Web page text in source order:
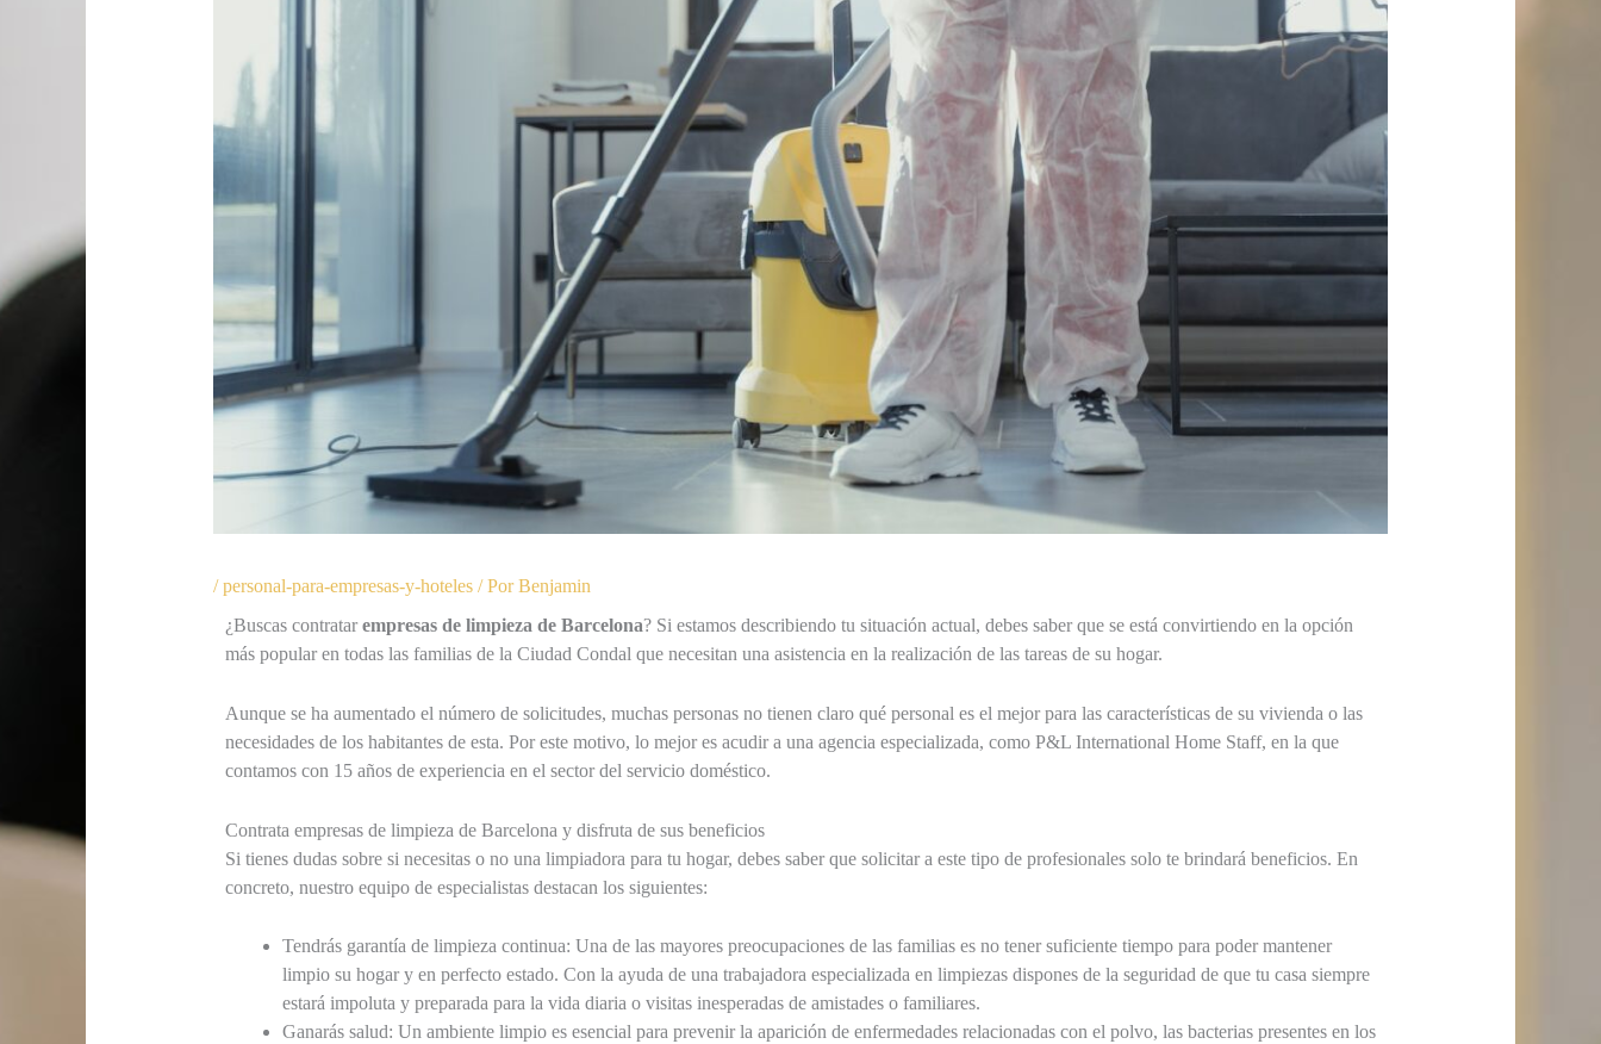
/personal-para-empresas-y-hoteles/ PorBenjamin
¿Buscas contratar empresas de limpieza de Barcelona? Si estamos describiendo tu situación actual, debes saber que se está convirtiendo en la opción
más popular en todas las familias de la Ciudad Condal que necesitan una asistencia en la realización de las tareas de su hogar.
Aunque se ha aumentado el número de solicitudes, muchas personas no tienen claro qué personal es el mejor para las características de su vivienda o las
necesidades de los habitantes de esta. Por este motivo, lo mejor es acudir a una agencia especializada, como P&L International Home Staff, en la que
contamos con 15 años de experiencia en el sector del servicio doméstico.
Contrata empresas de limpieza de Barcelona y disfruta de sus beneficios
Si tienes dudas sobre si necesitas o no una limpiadora para tu hogar, debes saber que solicitar a este tipo de profesionales solo te brindará beneficios. En
concreto, nuestro equipo de especialistas destacan los siguientes:
Tendrás garantía de limpieza continua: Una de las mayores preocupaciones de las familias es no tener suficiente tiempo para poder mantener
limpio su hogar y en perfecto estado. Con la ayuda de una trabajadora especializada en limpiezas dispones de la seguridad de que tu casa siempre
estará impoluta y preparada para la vida diaria o visitas inesperadas de amistades o familiares.
Ganarás salud: Un ambiente limpio es esencial para prevenir la aparición de enfermedades relacionadas con el polvo, las bacterias presentes en los